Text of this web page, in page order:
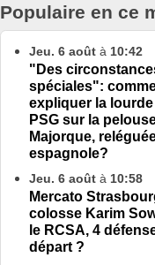
Populaire en ce
Jeu. 6 août à 10:42
"Des
spéciales":
expliquer la
PSG sur la
Majorque,
espagnole?
Jeu. 6 août à 10:58
Mercato
colosse Karim
le RCSA, 4
départ ?